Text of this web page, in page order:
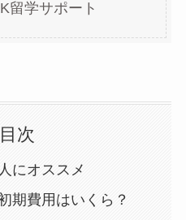
留学サポート
目次
にオススメ
期費用はいくら？